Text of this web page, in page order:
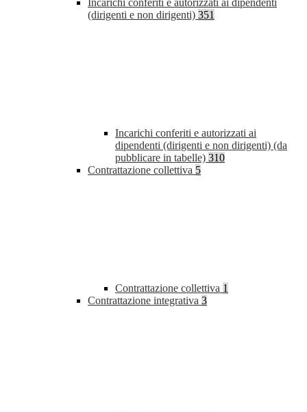
Incarichi conferiti e autorizzati ai dipendenti
(dirigenti e non dirigenti) 351
Incarichi conferiti e autorizzati ai
dipendenti (dirigenti e non dirigenti) (da
pubblicare in tabelle) 310
Contrattazione collettiva 5
Contrattazione collettiva 1
Contrattazione integrativa 3